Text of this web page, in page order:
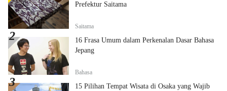
Prefektur Saitama
Saitama
16 Frasa Umum dalam Perkenalan Dasar Bahasa
Jepang
Bahasa
15 Pilihan Tempat Wisata di Osaka yang Wajib